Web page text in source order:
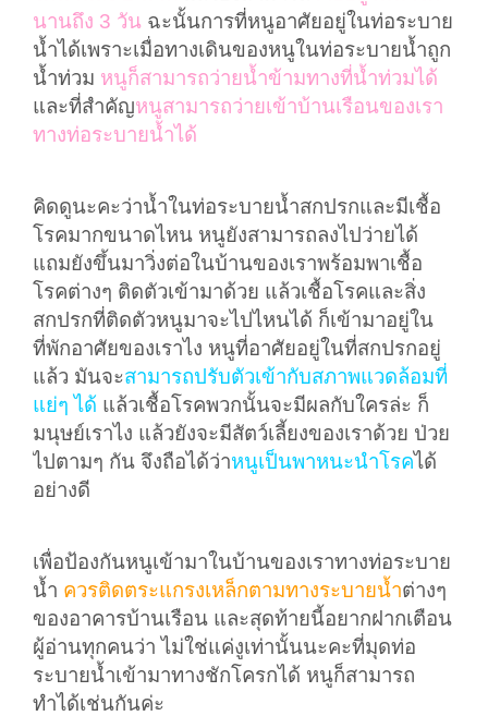
นานถึง 3 วัน ฉะนั้นการที่หนูอาศัยอยู่ในท่อระบาย
น้ำได้เพราะเมื่อทางเดินของหนูในท่อระบายน้ำถูก
น้ำท่วม หนูก็สามารถว่ายน้ำข้ามทางที่น้ำท่วมได้
และที่สำคัญหนูสามารถว่ายเข้าบ้านเรือนของเรา
ทางท่อระบายน้ำได้
คิดดูนะคะว่าน้ำในท่อระบายน้ำสกปรกและมีเชื้อ
โรคมากขนาดไหน หนูยังสามารถลงไปว่ายได้
แถมยังขึ้นมาวิ่งต่อในบ้านของเราพร้อมพาเชื้อ
โรคต่างๆ ติดตัวเข้ามาด้วย แล้วเชื้อโรคและสิ่ง
สกปรกที่ติดตัวหนูมาจะไปไหนได้ ก็เข้ามาอยู่ใน
ที่พักอาศัยของเราไง หนูที่อาศัยอยู่ในที่สกปรกอยู่
แล้ว มันจะสามารถปรับตัวเข้ากับสภาพแวดล้อมที่
แย่ๆ ได้ แล้วเชื้อโรคพวกนั้นจะมีผลกับใครล่ะ ก็
มนุษย์เราไง แล้วยังจะมีสัตว์เลี้ยงของเราด้วย ป่วย
ไปตามๆ กัน จึงถือได้ว่าหนูเป็นพาหนะนำโรคได้
อย่างดี
เพื่อป้องกันหนูเข้ามาในบ้านของเราทางท่อระบาย
น้ำ ควรติดตระแกรงเหล็กตามทางระบายน้ำต่างๆ
ของอาคารบ้านเรือน และสุดท้ายนี้อยากฝากเตือน
ผู้อ่านทุกคนว่า ไม่ใช่แค่งูเท่านั้นนะคะที่มุดท่อ
ระบายน้ำเข้ามาทางชักโครกได้ หนูก็สามารถ
ทำได้เช่นกันค่ะ